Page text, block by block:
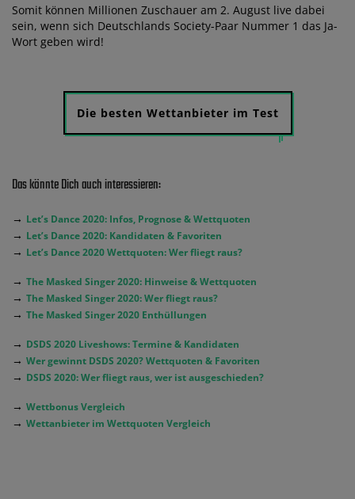
Somit können Millionen Zuschauer am 2. August live dabei
sein, wenn sich Deutschlands Society-Paar Nummer 1 das Ja-
Wort geben wird!
Die besten Wettanbieter im Test
Das könnte Dich auch interessieren:
→ Let’s Dance 2020: Infos, Prognose & Wettquoten
→ Let’s Dance 2020: Kandidaten & Favoriten
→ Let’s Dance 2020 Wettquoten: Wer fliegt raus?
→ The Masked Singer 2020: Hinweise & Wettquoten
→ The Masked Singer 2020: Wer fliegt raus?
→ The Masked Singer 2020 Enthüllungen
→ DSDS 2020 Liveshows: Termine & Kandidaten
→ Wer gewinnt DSDS 2020? Wettquoten & Favoriten
→ DSDS 2020: Wer fliegt raus, wer ist ausgeschieden?
→ Wettbonus Vergleich
→ Wettanbieter im Wettquoten Vergleich